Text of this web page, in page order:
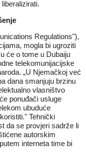
Regulations"),
mogla bi ugroziti
će o tome u Dubaiju
telekomunijacijske
„U Njemačkoj već
dana smanjuju brzinu
vlasništvo
ponuđači usluge
ubuduće
Tehnički
da se provjeri sadrže li
autorskim
interneta time bi